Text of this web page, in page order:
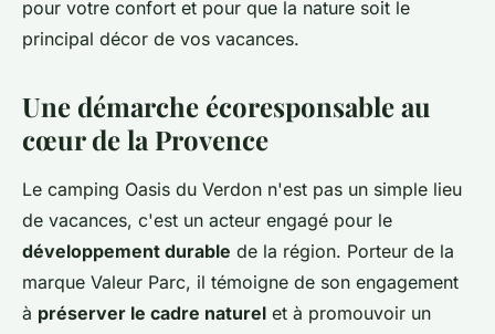
pour votre confort et pour que la nature soit le
principal décor de vos vacances.
Une démarche écoresponsable au
cœur de la Provence
Le camping Oasis du Verdon n'est pas un simple lieu
de vacances, c'est un acteur engagé pour le
développement durable de la région. Porteur de la
marque Valeur Parc, il témoigne de son engagement
à préserver le cadre naturel et à promouvoir un